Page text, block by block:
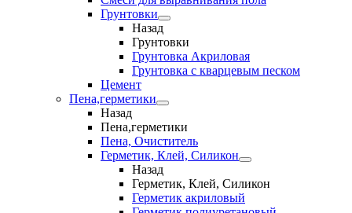
Грунтовки
Назад
Грунтовки
Грунтовка Акриловая
Грунтовка с кварцевым песком
Цемент
Пена,герметики
Назад
Пена,герметики
Пена, Очиститель
Герметик, Клей, Силикон
Назад
Герметик, Клей, Силикон
Герметик акриловый